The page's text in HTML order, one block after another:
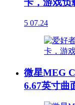
卡，游戏负
5 07.24
微星MEG
6.67英寸曲